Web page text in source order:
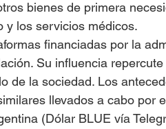
bienes de primera
y los servicios médicos.
financiadas por la
Su influencia
de la sociedad. Los
llevados a cabo por
(Dólar BLUE vía